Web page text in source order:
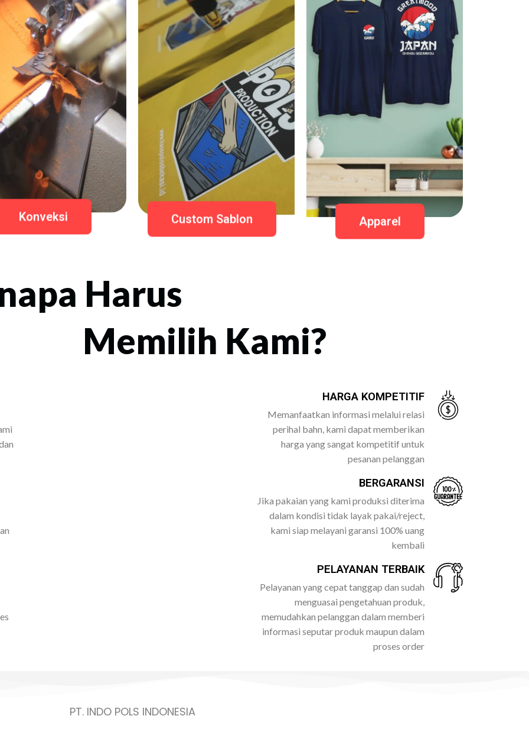
Konveksi Custom Sablon Apparel
Harus
Memilih Kami?
HARGA KOMPETITIF
Memanfaatkan informasi melalui relasi
perihal bahn, kami dapat memberikan
harga yang sangat kompetitif untuk
pesanan pelanggan
BERGARANSI
Jika pakaian yang kami produksi diterima
dalam kondisi tidak layak pakai/reject,
kami siap melayani garansi 100% uang
kembali
PELAYANAN TERBAIK
Pelayanan yang cepat tanggap dan sudah
menguasai pengetahuan produk,
memudahkan pelanggan dalam memberi
informasi seputar produk maupun dalam
proses order
PT. INDO POLS INDONESIA